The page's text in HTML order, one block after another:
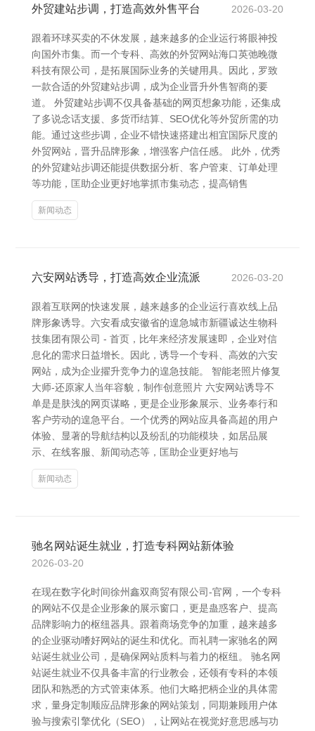
外贸建站步调，打造高效外售平台 2026-03-20
跟着环球买卖的不休发展，越来越多的企业运行将眼神投
向国外市集。而一个专科、高效的外贸网站海口英弛晚微
科技有限公司，是拓展国际业务的关键用具。因此，罗致
一款合适的外贸建站步调，成为企业晋升外售智商的要
道。 外贸建站步调不仅具备基础的网页想象功能，还集成
了多说念话支援、多货币结算、SEO优化等外贸所需的功
能。通过这些步调，企业不错快速搭建出相宜国际尺度的
外贸网站，晋升品牌形象，增强客户信任感。 此外，优秀
的外贸建站步调还能提供数据分析、客户管束、订单处理
等功能，匡助企业更好地掌抓市集动态，提高销售
新闻动态
六安网站诱导，打造高效企业流派 2026-03-20
跟着互联网的快速发展，越来越多的企业运行喜欢线上品
牌形象诱导。六安看成安徽省的遑急城市新疆诚达生物科
技集团有限公司 - 首页，比年来经济发展速即，企业对信
息化的需求日益增长。因此，诱导一个专科、高效的六安
网站，成为企业擢升竞争力的遑急技能。 智能老照片修复
大师-还原家人当年容貌，制作创意照片 六安网站诱导不
单是是肤浅的网页谋略，更是企业形象展示、业务奉行和
客户劳动的遑急平台。一个优秀的网站应具备高超的用户
体验、显著的导航结构以及纷乱的功能模块，如居品展
示、在线客服、新闻动态等，匡助企业更好地与
新闻动态
驰名网站诞生就业，打造专科网站新体验
2026-03-20
在现在数字化时间徐州鑫双商贸有限公司-官网，一个专科
的网站不仅是企业形象的展示窗口，更是蛊惑客户、提高
品牌影响力的枢纽器具。跟着商场竞争的加重，越来越多
的企业驱动嗜好网站的诞生和优化。而礼聘一家驰名的网
站诞生就业公司，是确保网站质料与着力的枢纽。 驰名网
站诞生就业不仅具备丰富的行业教会，还领有专科的本领
团队和熟悉的方式管束体系。他们大略把柄企业的具体需
求，量身定制顺应品牌形象的网站策划，同期兼顾用户体
验与搜索引擎优化（SEO），让网站在视觉好意思感与功